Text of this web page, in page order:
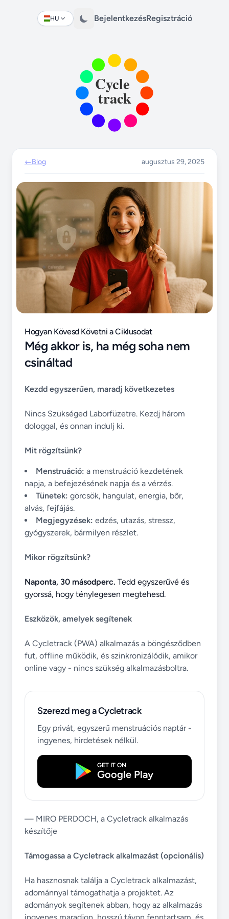
HU
Change language BejelentkezésRegisztráció
←Blog augusztus 29, 2025
Hogyan Kövesd Követni a Ciklusodat
Még akkor is, ha még soha nem
csináltad
Kezdd egyszerűen, maradj következetes
Nincs Szükséged Laborfüzetre. Kezdj három
dologgal, és onnan indulj ki.
Mit rögzítsünk?
Menstruáció: a menstruáció kezdetének
napja, a befejezésének napja és a vérzés.
Tünetek: görcsök, hangulat, energia, bőr,
alvás, fejfájás.
Megjegyzések: edzés, utazás, stressz,
gyógyszerek, bármilyen részlet.
Mikor rögzítsünk?
Naponta, 30 másodperc. Tedd egyszerűvé és
gyorssá, hogy ténylegesen megtehesd.
Eszközök, amelyek segítenek
A Cycletrack (PWA) alkalmazás a böngésződben
fut, offline működik, és szinkronizálódik, amikor
online vagy - nincs szükség alkalmazásboltra.
Szerezd meg a Cycletrack
Egy privát, egyszerű menstruációs naptár -
ingyenes, hirdetések nélkül.
GET IT ON
Google Play
— MIRO PERDOCH, a Cycletrack alkalmazás
készítője
Támogassa a Cycletrack alkalmazást (opcionális)
Ha hasznosnak találja a Cycletrack alkalmazást,
adománnyal támogathatja a projektet. Az
adományok segítenek abban, hogy az alkalmazás